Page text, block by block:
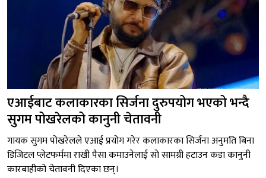
एआईबाट कलाकारका सिर्जना दुरुपयोग भएको भन्दै
सुगम पोखरेलको कानुनी चेतावनी
गायक सुगम पोखरेलले एआई प्रयोग गरेर कलाकारका सिर्जना अनुमति बिना
डिजिटल प्लेटफर्ममा राखी पैसा कमाउनेलाई सो सामग्री हटाउन कडा कानुनी
कारबाहीको चेतावनी दिएका छन्।